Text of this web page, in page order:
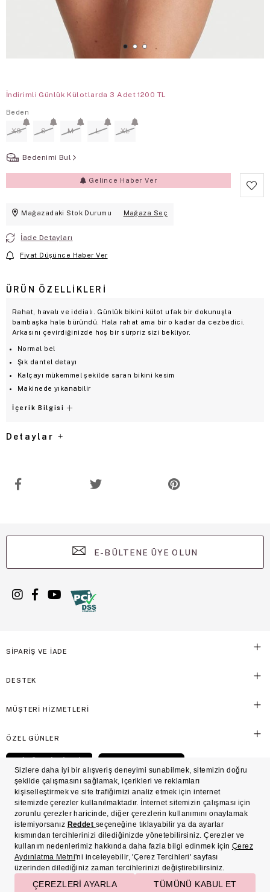
İndirimli Günlük Külotlarda 3 Adet 1200 TL
Beden
XS S M L XL
Bedenimi Bul
Gelince Haber Ver
Mağazadaki Stok Durumu Mağaza Seç
İade Detayları
Fiyat Düşünce Haber Ver
ÜRÜN ÖZELLIKLERI
Rahat, havalı ve iddialı. Günlük bikini külot ufak bir dokunuşla
bambaşka hale büründü. Hala rahat ama bir o kadar da cezbedici.
Arkasını çevirdiğinizde hoş bir sürpriz sizi bekliyor.
Normal bel
Şık dantel detayı
Kalçayı mükemmel şekilde saran bikini kesim
Makinede yıkanabilir
İçerik Bilgisi
Detaylar
E-BÜLTENE ÜYE OLUN
SİPARİŞ VE İADE
DESTEK
MÜŞTERİ HİZMETLERİ
ÖZEL GÜNLER
© Victoria's Secret Shaya Mağazacılık A.Ş. Franchise lisansı aracılığıyla işletilen ticari
markasıdır. Her hakkı saklıdır.
Ön Bilgilendirme
Süreç Bazlı Müşteri Aydınlatma Metni
İşlem Rehberi